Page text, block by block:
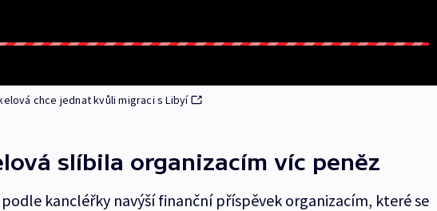
chce jednat kvůli migraci s Libyí
slíbila organizacím víc peněz
kancléřky navýší finanční příspěvek organizacím, které se